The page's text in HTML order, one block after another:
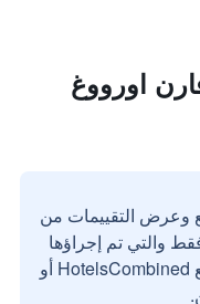
اورووغ
وعرض التقييمات من
والتي تم إجراؤها
بواسطة مستخدمين حقيقيين مع HotelsCombined أو